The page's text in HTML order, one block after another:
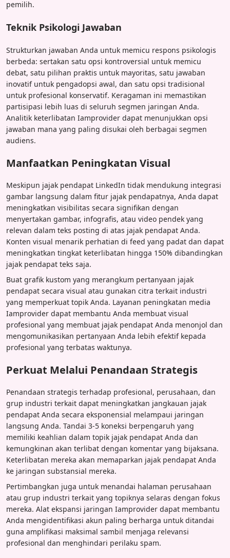
pemilih.
Teknik Psikologi Jawaban
Strukturkan jawaban Anda untuk memicu respons psikologis
berbeda: sertakan satu opsi kontroversial untuk memicu
debat, satu pilihan praktis untuk mayoritas, satu jawaban
inovatif untuk pengadopsi awal, dan satu opsi tradisional
untuk profesional konservatif. Keragaman ini memastikan
partisipasi lebih luas di seluruh segmen jaringan Anda.
Analitik keterlibatan Iamprovider dapat menunjukkan opsi
jawaban mana yang paling disukai oleh berbagai segmen
audiens.
Manfaatkan Peningkatan Visual
Meskipun jajak pendapat LinkedIn tidak mendukung integrasi
gambar langsung dalam fitur jajak pendapatnya, Anda dapat
meningkatkan visibilitas secara signifikan dengan
menyertakan gambar, infografis, atau video pendek yang
relevan dalam teks posting di atas jajak pendapat Anda.
Konten visual menarik perhatian di feed yang padat dan dapat
meningkatkan tingkat keterlibatan hingga 150% dibandingkan
jajak pendapat teks saja.
Buat grafik kustom yang merangkum pertanyaan jajak
pendapat secara visual atau gunakan citra terkait industri
yang memperkuat topik Anda. Layanan peningkatan media
Iamprovider dapat membantu Anda membuat visual
profesional yang membuat jajak pendapat Anda menonjol dan
mengomunikasikan pertanyaan Anda lebih efektif kepada
profesional yang terbatas waktunya.
Perkuat Melalui Penandaan Strategis
Penandaan strategis terhadap profesional, perusahaan, dan
grup industri terkait dapat meningkatkan jangkauan jajak
pendapat Anda secara eksponensial melampaui jaringan
langsung Anda. Tandai 3-5 koneksi berpengaruh yang
memiliki keahlian dalam topik jajak pendapat Anda dan
kemungkinan akan terlibat dengan komentar yang bijaksana.
Keterlibatan mereka akan memaparkan jajak pendapat Anda
ke jaringan substansial mereka.
Pertimbangkan juga untuk menandai halaman perusahaan
atau grup industri terkait yang topiknya selaras dengan fokus
mereka. Alat ekspansi jaringan Iamprovider dapat membantu
Anda mengidentifikasi akun paling berharga untuk ditandai
guna amplifikasi maksimal sambil menjaga relevansi
profesional dan menghindari perilaku spam.